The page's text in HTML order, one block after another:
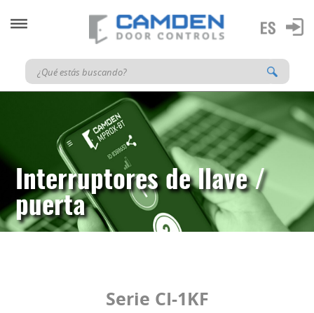
Interruptores de llave /
puerta
Serie CI-1KF